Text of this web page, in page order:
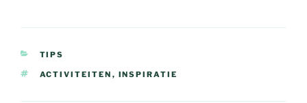
TIPS
ACTIVITEITEN , INSPIRATIE